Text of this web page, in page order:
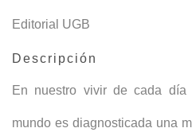
Editorial UGB
Descripción
En nuestro vivir de cada día
mundo es diagnosticada una